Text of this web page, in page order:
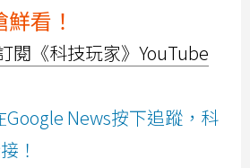
看！
閱《科技玩家》YouTube
News按下追蹤，科
！